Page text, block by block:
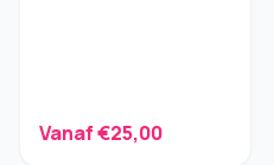
Vanaf €25,00